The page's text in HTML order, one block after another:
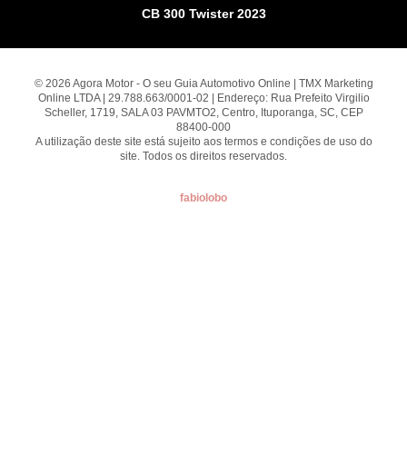
CB 300 Twister 2023
© 2026 Agora Motor - O seu Guia Automotivo Online | TMX Marketing
Online LTDA | 29.788.663/0001-02 | Endereço: Rua Prefeito Virgilio
Scheller, 1719, SALA 03 PAVMTO2, Centro, Ituporanga, SC, CEP
88400-000
A utilização deste site está sujeito aos termos e condições de uso do
site. Todos os direitos reservados.
fabiolobo